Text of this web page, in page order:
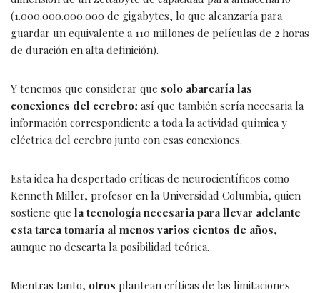
(1.000.000.000.000 de gigabytes, lo que alcanzaría para
guardar un equivalente a 110 millones de películas de 2 horas
de duración en alta definición).
Y tenemos que considerar que solo abarcaría las
conexiones del cerebro; así que también sería necesaria la
información correspondiente a toda la actividad química y
eléctrica del cerebro junto con esas conexiones.
Esta idea ha despertado críticas de neurocientíficos como
Kenneth Miller, profesor en la Universidad Columbia, quien
sostiene que la tecnología necesaria para llevar adelante
esta tarea tomaría al menos varios cientos de años,
aunque no descarta la posibilidad teórica.
Mientras tanto, otros plantean críticas de las limitaciones